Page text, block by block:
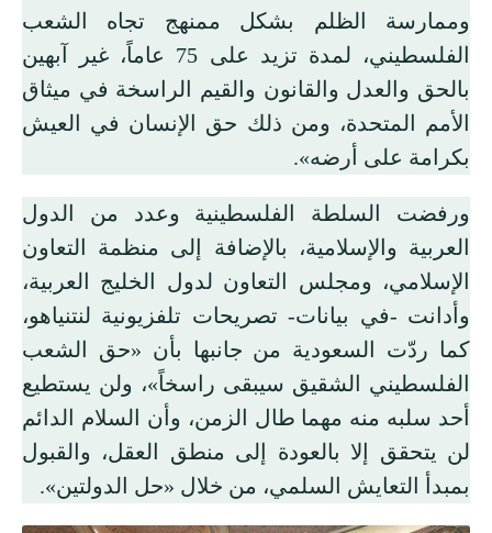
وممارسة الظلم بشكل ممنهج تجاه الشعب
الفلسطيني، لمدة تزيد على 75 عاماً، غير آبهين
بالحق والعدل والقانون والقيم الراسخة في ميثاق
الأمم المتحدة، ومن ذلك حق الإنسان في العيش
بكرامة على أرضه».
ورفضت السلطة الفلسطينية وعدد من الدول
العربية والإسلامية، بالإضافة إلى منظمة التعاون
الإسلامي، ومجلس التعاون لدول الخليج العربية،
وأدانت -في بيانات- تصريحات تلفزيونية لنتنياهو،
كما ردّت السعودية من جانبها بأن «حق الشعب
الفلسطيني الشقيق سيبقى راسخاً»، ولن يستطيع
أحد سلبه منه مهما طال الزمن، وأن السلام الدائم
لن يتحقق إلا بالعودة إلى منطق العقل، والقبول
بمبدأ التعايش السلمي، من خلال «حل الدولتين».